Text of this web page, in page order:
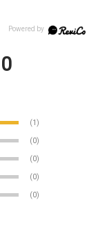
(1)
(0)
(0)
(0)
(0)